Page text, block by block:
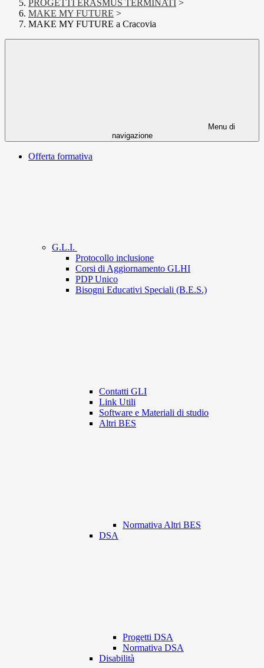
PROGETTI ERASMUS TERMINATI >
MAKE MY FUTURE >
MAKE MY FUTURE a Cracovia
Menu di
navigazione
Offerta formativa
G.L.I.
Protocollo inclusione
Corsi di Aggiornamento GLHI
PDP Unico
Bisogni Educativi Speciali (B.E.S.)
Contatti GLI
Link Utili
Software e Materiali di studio
Altri BES
Normativa Altri BES
DSA
Progetti DSA
Normativa DSA
Disabilità